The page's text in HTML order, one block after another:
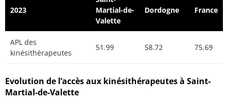
2023
Martial-de-
Valette
Dordogne France
APL des
kinésithérapeutes
51.99 58.72 75.69
Evolution de l’accès aux kinésithérapeutes à Saint-
Martial-de-Valette